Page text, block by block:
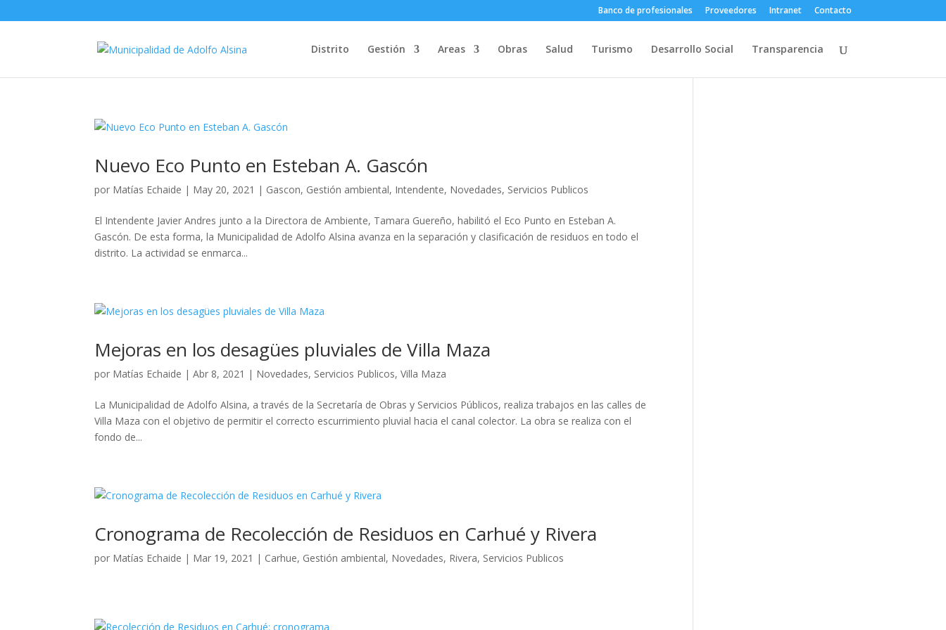
Banco de profesionales Proveedores Intranet Contacto
Distrito Gestión Areas Obras Salud Turismo Desarrollo Social Transparencia
Nuevo Eco Punto en Esteban A. Gascón
por Matías Echaide | May 20, 2021 | Gascon, Gestión ambiental, Intendente, Novedades, Servicios Publicos
El Intendente Javier Andres junto a la Directora de Ambiente, Tamara Guereño, habilitó el Eco Punto en Esteban A.
Gascón. De esta forma, la Municipalidad de Adolfo Alsina avanza en la separación y clasificación de residuos en todo el
distrito. La actividad se enmarca...
Mejoras en los desagües pluviales de Villa Maza
por Matías Echaide |Abr 8, 2021 | Novedades, Servicios Publicos,Villa Maza
La Municipalidad de Adolfo Alsina, a través de la Secretaría de Obras y Servicios Públicos, realiza trabajos en las calles de
Villa Maza con el objetivo de permitir el correcto escurrimiento pluvial hacia el canal colector. La obra se realiza con el
fondo de...
Cronograma de Recolección de Residuos en Carhué y Rivera
por Matías Echaide | Mar 19, 2021 | Carhue, Gestión ambiental, Novedades, Rivera, Servicios Publicos